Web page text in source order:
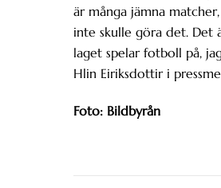
är många jämna
inte skulle göra det. Det
laget spelar fotboll på,
Hlin Eiriksdottir i
Foto: Bildbyrån